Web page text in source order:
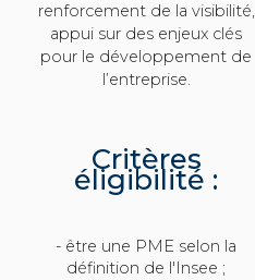
renforcement de la visibilité,
appui sur des enjeux clés
pour le développement de
l’entreprise.
Critères
éligibilité :
- être une PME selon la
définition de l'Insee ;